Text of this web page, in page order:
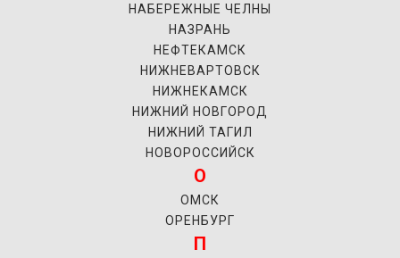
НАБЕРЕЖНЫЕ ЧЕЛНЫ
НАЗРАНЬ
НЕФТЕКАМСК
НИЖНЕВАРТОВСК
НИЖНЕКАМСК
НИЖНИЙ НОВГОРОД
НИЖНИЙ ТАГИЛ
НОВОРОССИЙСК
О
ОМСК
ОРЕНБУРГ
П